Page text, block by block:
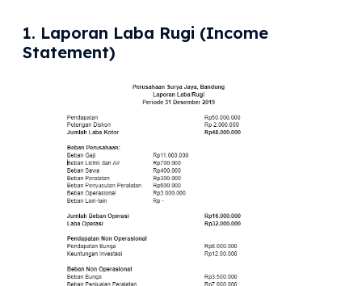
1. Laporan Laba Rugi (Income
Statement)